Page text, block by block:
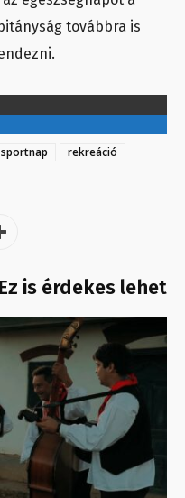
továbbra is
sportnap rekreáció
Ez is érdekes lehet